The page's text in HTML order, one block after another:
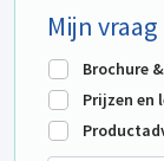
Mijn vraag
Brochure
Prijzen en